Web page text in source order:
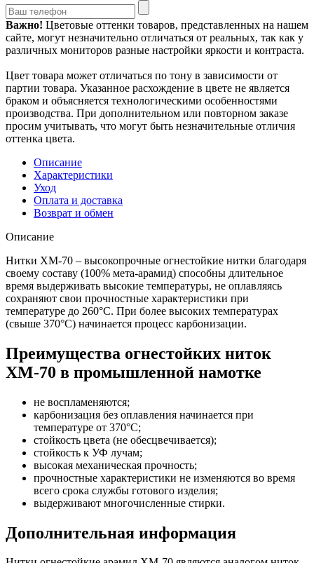
Важно! Цветовые оттенки товаров, представленных на нашем
сайте, могут незначительно отличаться от реальных, так как у
различных мониторов разные настройки яркости и контраста.
Цвет товара может отличаться по тону в зависимости от
партии товара. Указанное расхождение в цвете не является
браком и объясняется технологическими особенностями
производства. При дополнительном или повторном заказе
просим учитывать, что могут быть незначительные отличия
оттенка цвета.
Описание
Характеристики
Уход
Оплата и доставка
Возврат и обмен
Описание
Нитки ХМ-70 – высокопрочные огнестойкие нитки благодаря
своему составу (100% мета-арамид) способны длительное
время выдерживать высокие температуры, не оплавляясь
сохраняют свои прочностные характеристики при
температуре до 260°С. При более высоких температурах
(свыше 370°С) начинается процесс карбонизации.
Преимущества огнестойких ниток
ХМ-70 в промышленной намотке
не воспламеняются;
карбонизация без оплавления начинается при
температуре от 370°С;
стойкость цвета (не обесцвечивается);
стойкость к УФ лучам;
высокая механическая прочность;
прочностные характеристики не изменяются во время
всего срока службы готового изделия;
выдерживают многочисленные стирки.
Дополнительная информация